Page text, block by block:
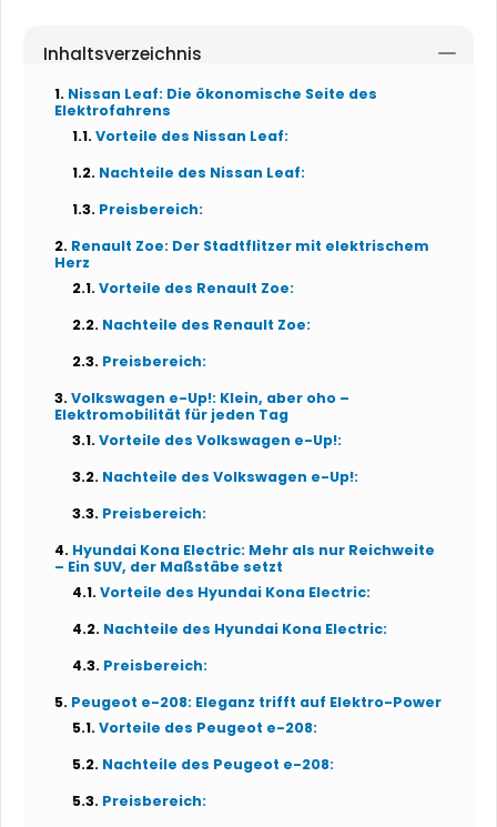
Inhaltsverzeichnis
Nissan Leaf: Die ökonomische Seite des
Elektrofahrens
Vorteile des Nissan Leaf:
Nachteile des Nissan Leaf:
Preisbereich:
Renault Zoe: Der Stadtflitzer mit elektrischem
Herz
Vorteile des Renault Zoe:
Nachteile des Renault Zoe:
Preisbereich:
Volkswagen e-Up!: Klein, aber oho –
Elektromobilität für jeden Tag
Vorteile des Volkswagen e-Up!:
Nachteile des Volkswagen e-Up!:
Preisbereich:
Hyundai Kona Electric: Mehr als nur Reichweite
– Ein SUV, der Maßstäbe setzt
Vorteile des Hyundai Kona Electric:
Nachteile des Hyundai Kona Electric:
Preisbereich:
Peugeot e-208: Eleganz trifft auf Elektro-Power
Vorteile des Peugeot e-208:
Nachteile des Peugeot e-208:
Preisbereich: